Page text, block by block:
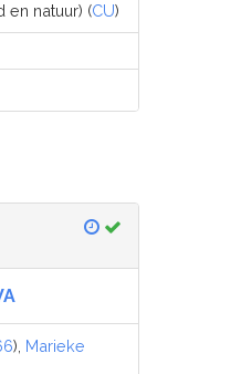
en natuur) (CU)
), Marieke